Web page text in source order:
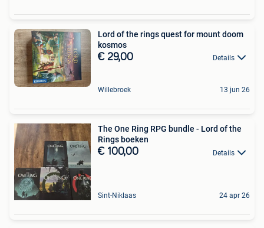
Lord of the rings quest for mount doom
kosmos
€ 29,00 Details
Willebroek 13 jun 26
The One Ring RPG bundle - Lord of the
Rings boeken
€ 100,00 Details
Sint-Niklaas 24 apr 26